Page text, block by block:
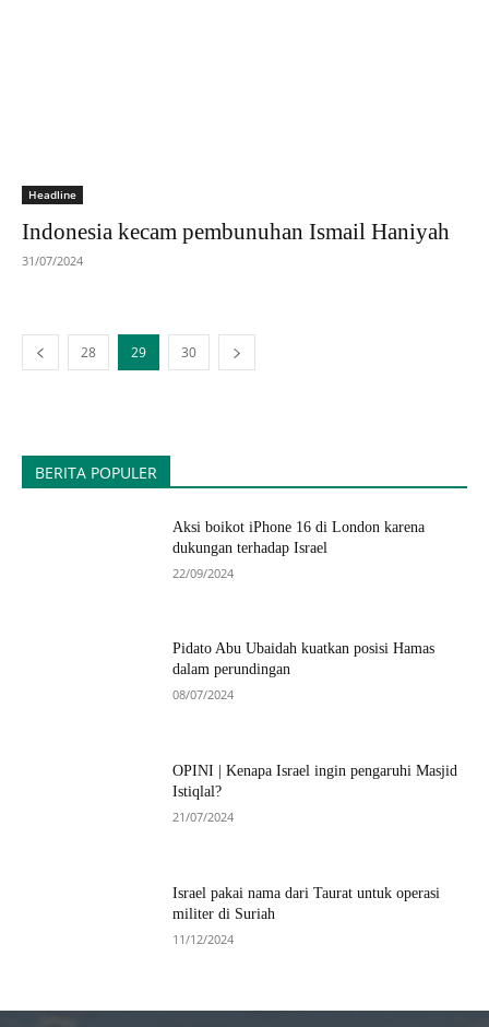
Headline
Indonesia kecam pembunuhan Ismail Haniyah
31/07/2024
28 29 30
BERITA POPULER
Aksi boikot iPhone 16 di London karena
dukungan terhadap Israel
22/09/2024
Pidato Abu Ubaidah kuatkan posisi Hamas
dalam perundingan
08/07/2024
OPINI | Kenapa Israel ingin pengaruhi Masjid
Istiqlal?
21/07/2024
Israel pakai nama dari Taurat untuk operasi
militer di Suriah
11/12/2024